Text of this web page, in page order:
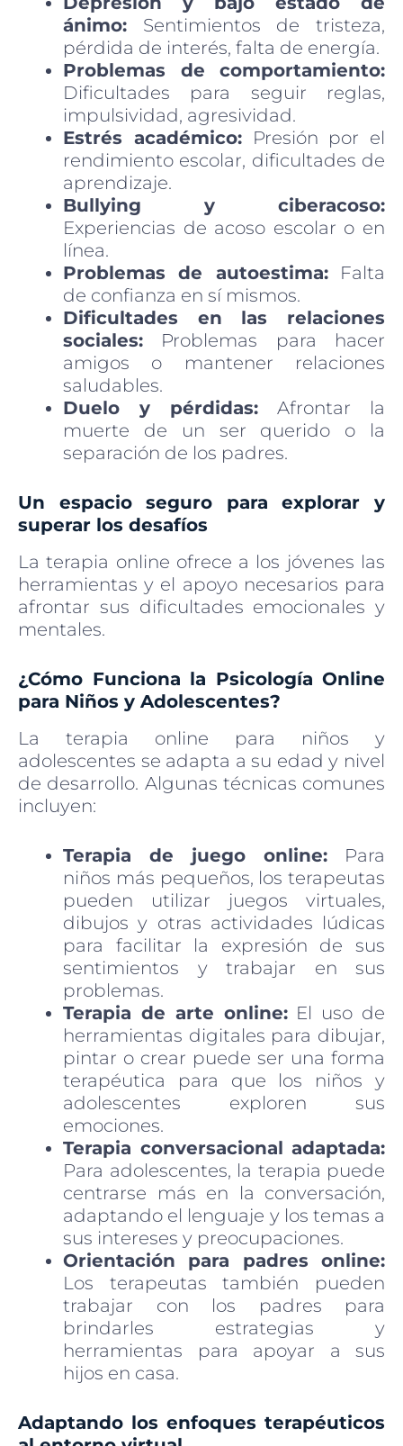
ánimo: Sentimientos de tristeza,
pérdida de interés, falta de energía.
Problemas de comportamiento:
Dificultades para seguir reglas,
impulsividad, agresividad.
Estrés académico:Presión por el
rendimiento escolar, dificultades de
aprendizaje.
Bullying y ciberacoso:
Experiencias de acoso escolar o en
línea.
Problemas de autoestima:Falta
de confianza en sí mismos.
Dificultades en las relaciones
sociales: Problemas para hacer
amigos o mantener relaciones
saludables.
Duelo y pérdidas: Afrontar la
muerte de un ser querido o la
separación de los padres.
Un espacio seguro para explorar y
superar los desafíos
La terapia online ofrece a los jóvenes las
herramientas y el apoyo necesarios para
afrontar sus dificultades emocionales y
mentales.
¿Cómo Funciona la Psicología Online
para Niños y Adolescentes?
La terapia online para niños y
adolescentes se adapta a su edad y nivel
de desarrollo. Algunas técnicas comunes
incluyen:
Terapia de juego online: Para
niños más pequeños, los terapeutas
pueden utilizar juegos virtuales,
dibujos y otras actividades lúdicas
para facilitar la expresión de sus
sentimientos y trabajar en sus
problemas.
Terapia de arte online:El uso de
herramientas digitales para dibujar,
pintar o crear puede ser una forma
terapéutica para que los niños y
adolescentes exploren sus
emociones.
Terapia conversacional adaptada:
Para adolescentes, la terapia puede
centrarse más en la conversación,
adaptando el lenguaje y los temas a
sus intereses y preocupaciones.
Orientación para padres online:
Los terapeutas también pueden
trabajar con los padres para
brindarles estrategias y
herramientas para apoyar a sus
hijos en casa.
Adaptando los enfoques terapéuticos